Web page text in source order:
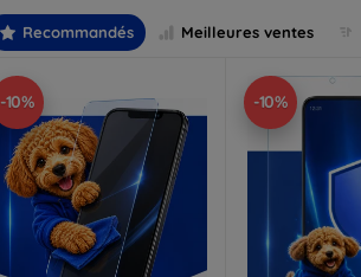
Recommandés Meilleures ventes
-10% -10%